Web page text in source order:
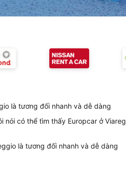
là tương đối nhanh và dễ dàng
nói có thể tìm thấy Europcar ở
là tương đối nhanh và dễ dàng